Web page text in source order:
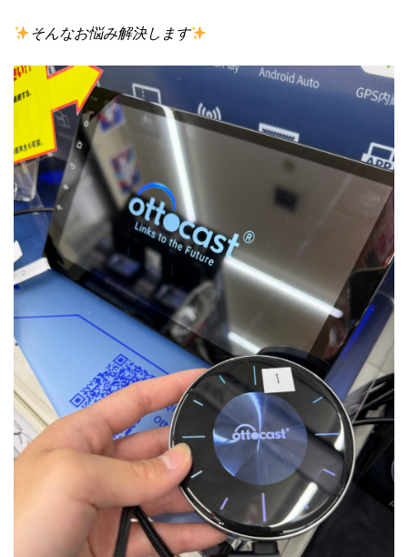
そんなお悩み解決します